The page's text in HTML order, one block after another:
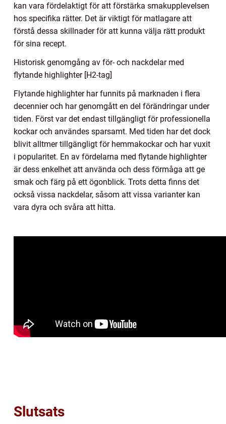
kan vara fördelaktigt för att förstärka smakupplevelsen
hos specifika rätter. Det är viktigt för matlagare att
förstå dessa skillnader för att kunna välja rätt produkt
för sina recept.
Historisk genomgång av för- och nackdelar med
flytande highlighter [H2-tag]
Flytande highlighter har funnits på marknaden i flera
decennier och har genomgått en del förändringar under
tiden. Först var det endast tillgängligt för professionella
kockar och användes sparsamt. Med tiden har det dock
blivit alltmer tillgängligt för hemmakockar och har vuxit
i popularitet. En av fördelarna med flytande highlighter
är dess enkelhet att använda och dess förmåga att ge
smak och färg på ett ögonblick. Trots detta finns det
också vissa nackdelar, såsom att vissa varianter kan
vara dyra och svåra att hitta.
Slutsats